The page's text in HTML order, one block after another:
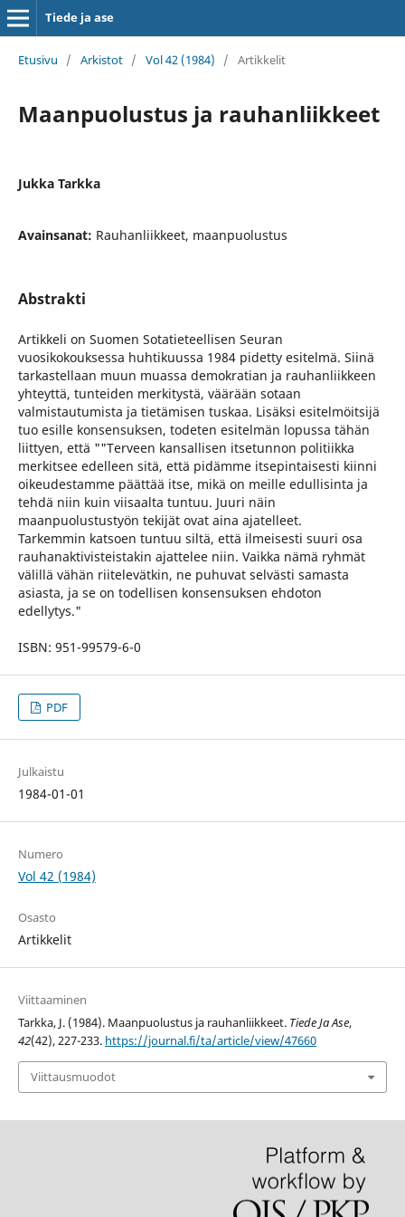
Tiede ja ase
Etusivu / Arkistot / Vol 42 (1984) / Artikkelit
Maanpuolustus ja rauhanliikkeet
Jukka Tarkka
Avainsanat: Rauhanliikkeet, maanpuolustus
Abstrakti
Artikkeli on Suomen Sotatieteellisen Seuran
vuosikokouksessa huhtikuussa 1984 pidetty esitelmä. Siinä
tarkastellaan muun muassa demokratian ja rauhanliikkeen
yhteyttä, tunteiden merkitystä, väärään sotaan
valmistautumista ja tietämisen tuskaa. Lisäksi esitelmöitsijä
tuo esille konsensuksen, todeten esitelmän lopussa tähän
liittyen, että ""Terveen kansallisen itsetunnon politiikka
merkitsee edelleen sitä, että pidämme itsepintaisesti kiinni
oikeudestamme päättää itse, mikä on meille edullisinta ja
tehdä niin kuin viisaalta tuntuu. Juuri näin
maanpuolustustyön tekijät ovat aina ajatelleet.
Tarkemmin katsoen tuntuu siltä, että ilmeisesti suuri osa
rauhanaktivisteistakin ajattelee niin. Vaikka nämä ryhmät
välillä vähän riitelevätkin, ne puhuvat selvästi samasta
asiasta, ja se on todellisen konsensuksen ehdoton
edellytys."
ISBN: 951-99579-6-0
PDF
Julkaistu
1984-01-01
Numero
Vol 42 (1984)
Osasto
Artikkelit
Viittaaminen
Tarkka, J. (1984). Maanpuolustus ja rauhanliikkeet. Tiede Ja Ase,
42(42), 227-233. https://journal.fi/ta/article/view/47660
Viittausmuodot